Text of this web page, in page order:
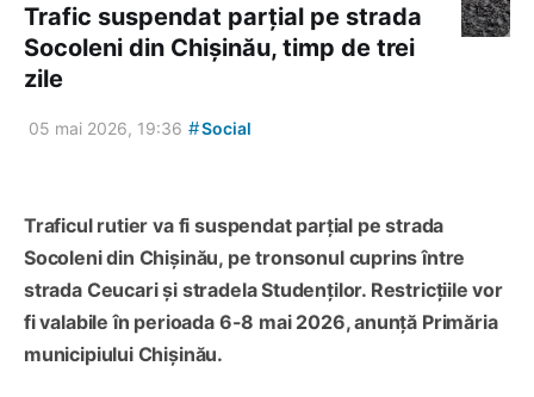
Trafic suspendat parțial pe strada
Socoleni din Chișinău, timp de trei
zile
05 mai 2026, 19:36 #Social
Traficul rutier va fi suspendat parțial pe strada
Socoleni din Chișinău, pe tronsonul cuprins între
strada Ceucari și stradela Studenților. Restricțiile vor
fi valabile în perioada 6-8 mai 2026, anunță Primăria
municipiului Chișinău.